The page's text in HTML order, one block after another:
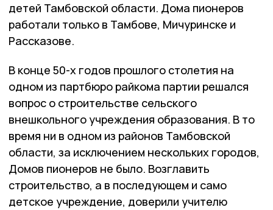
детей Тамбовской области. Дома пионеров
работали только в Тамбове, Мичуринске и
Рассказове.
В конце 50-х годов прошлого столетия на
одном из партбюро райкома партии решался
вопрос о строительстве сельского
внешкольного учреждения образования. В то
время ни в одном из районов Тамбовской
области, за исключением нескольких городов,
Домов пионеров не было. Возглавить
строительство, а в последующем и само
детское учреждение, доверили учителю